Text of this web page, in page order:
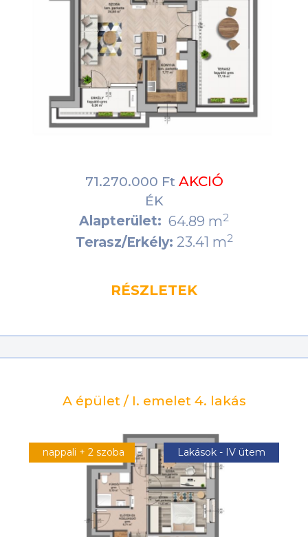
71.270.000 Ft AKCIÓ
ÉK
Alapterület: 64.89 m2
Terasz/Erkély: 23.41 m2
RÉSZLETEK
A épület / I. emelet 4. lakás
nappali + 2 szoba Lakások - IV ütem